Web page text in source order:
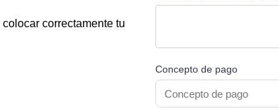
correctamente tu
Concepto de pago